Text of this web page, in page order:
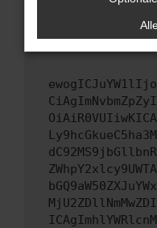
versuchen, das
uns diesen Text